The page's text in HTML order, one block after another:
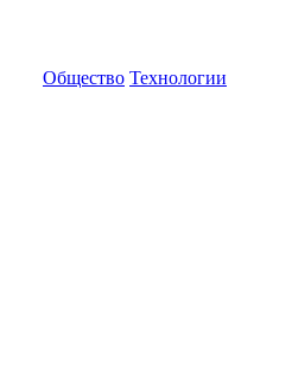
Общество Технологии